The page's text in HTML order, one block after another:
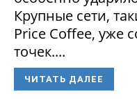
Крупные сети,
Price Coffee, уже
точек....
ЧИТАТЬ ДАЛЕЕ